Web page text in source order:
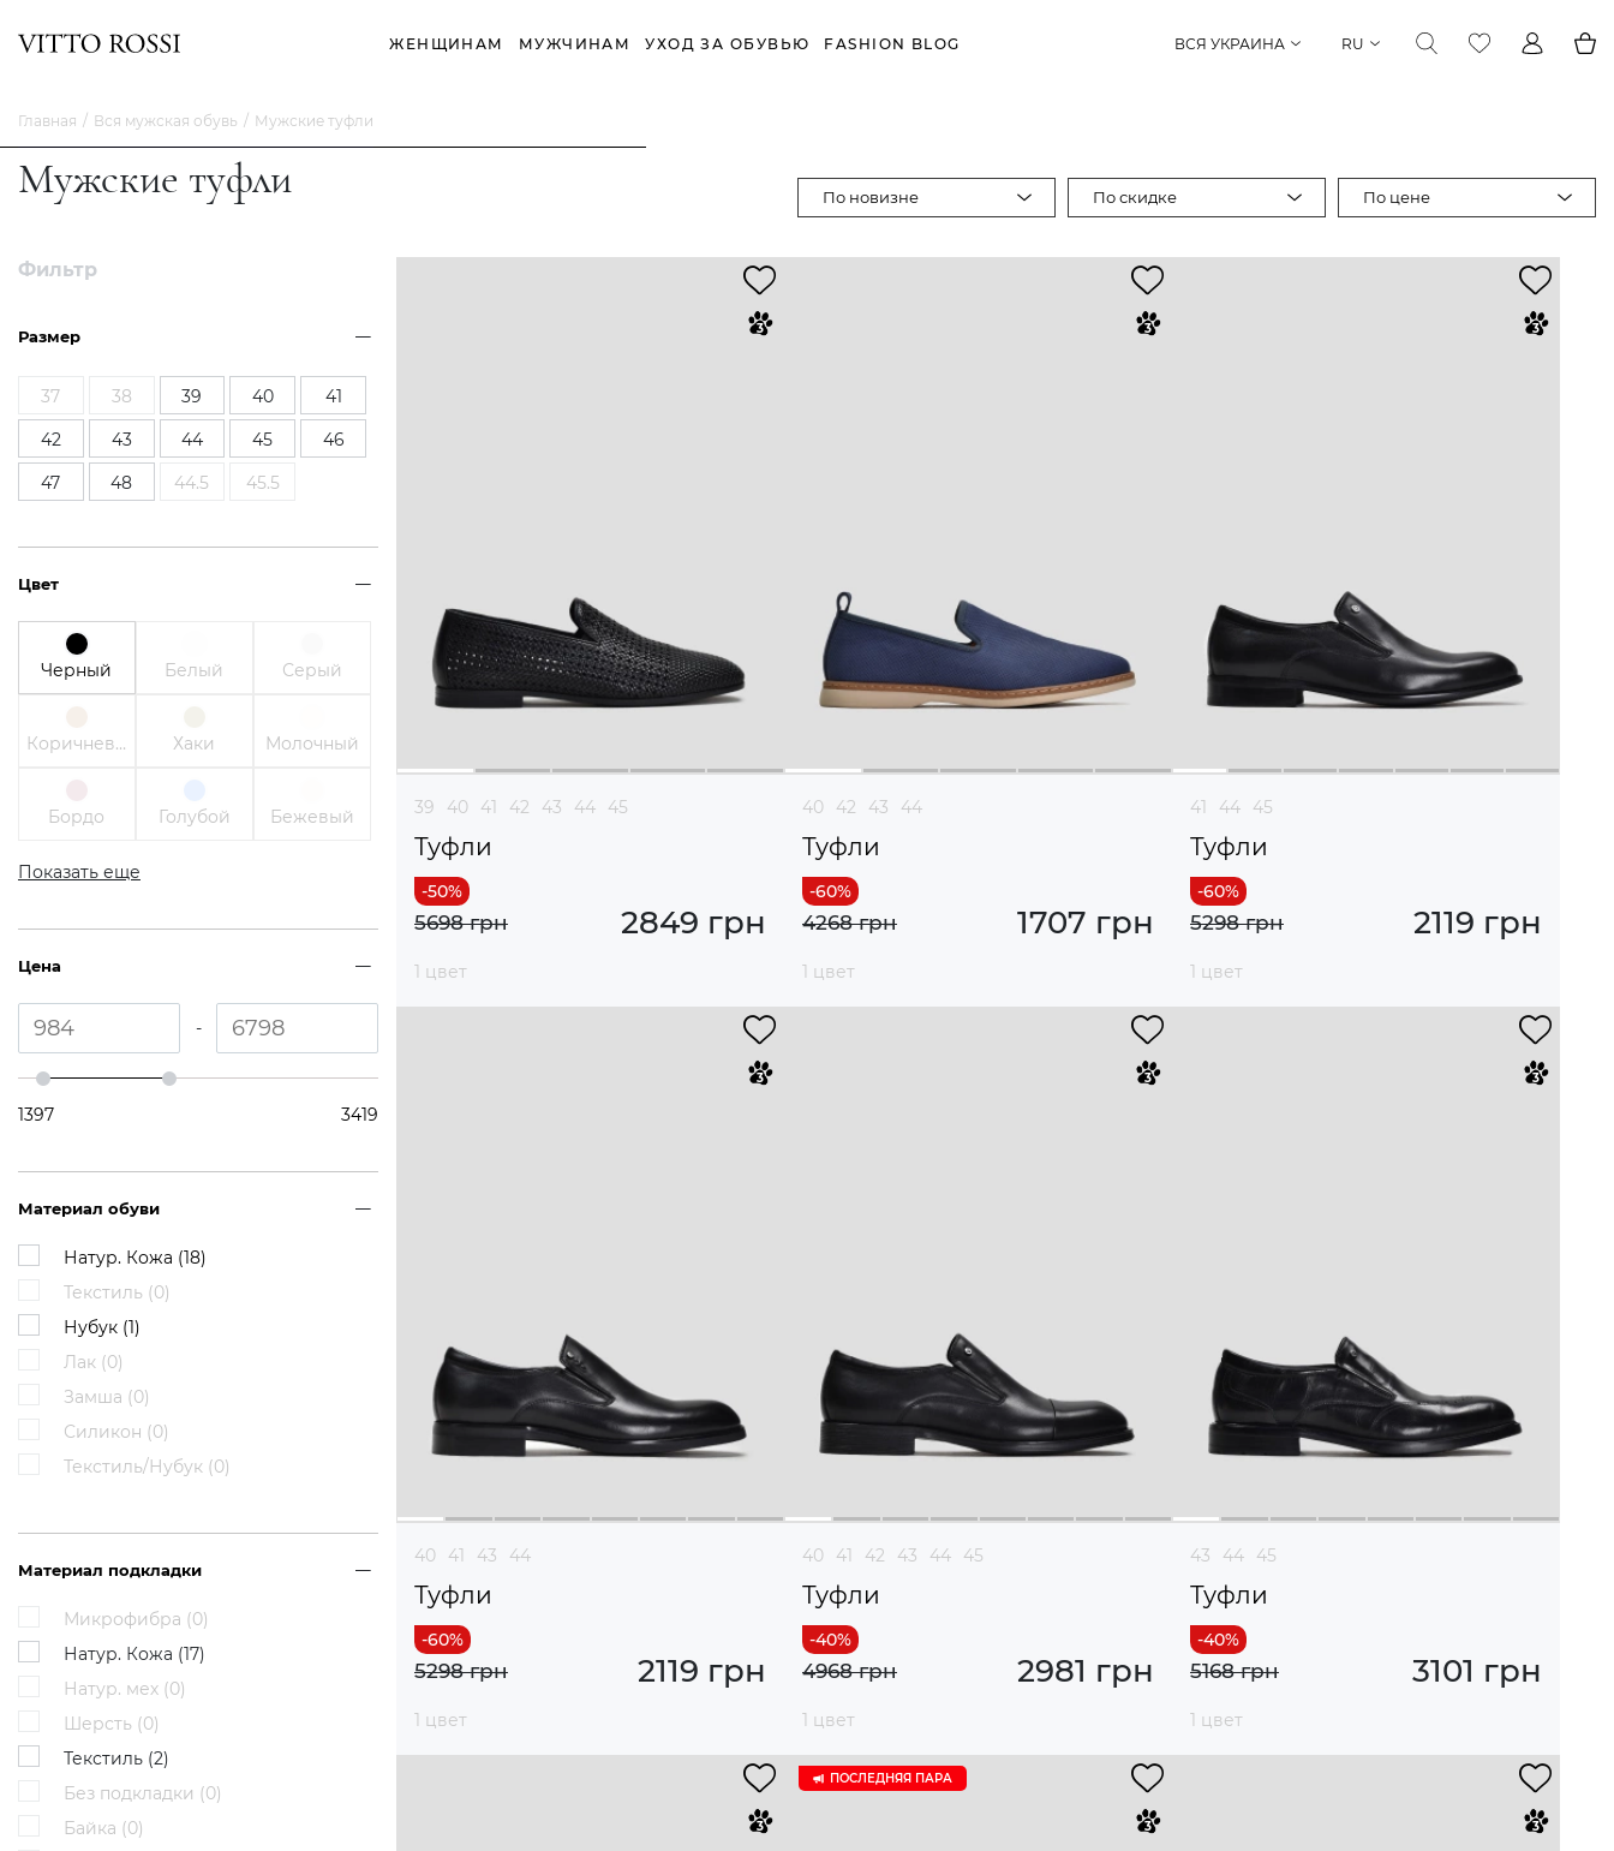
ЖЕНЩИНАМ МУЖЧИНАМ УХОД ЗА ОБУВЬЮ FASHION BLOG ВСЯ УКРАИНА RU
Главная Вся мужская обувь Мужские туфли
Мужские туфли По новизне По скидке По цене
Фильтр
Размер
37 38 39 40
41
42
43 44 45
46
47
48 44.5 45.5
Цвет
Черный Белый Серый
Коричневый Хаки Молочный
Бордо Голубой Бежевый
Показать еще
Цена
-
1397 3419
Материал обуви
Натур. Кожа (18)
Текстиль (0)
Нубук (1)
Лак (0)
Замша (0)
Силикон (0)
Текстиль/Нубук (0)
Материал подкладки
Микрофибра (0)
Натур. Кожа (17)
Натур. мех (0)
Шерсть (0)
Текстиль (2)
Без подкладки (0)
Байка (0)
39 40 41 42 43 44 45
Туфли
2849 грн
5698 грн
1 цвет
40 42 43 44
Туфли
1707 грн
4268 грн
1 цвет
41 44 45
Туфли
2119 грн
5298 грн
1 цвет
40 41 43 44
Туфли
2119 грн
5298 грн
1 цвет
40 41 42 43 44 45
Туфли
2981 грн
4968 грн
1 цвет
43 44 45
Туфли
3101 грн
5168 грн
1 цвет
ПОСЛЕДНЯЯ ПАРА